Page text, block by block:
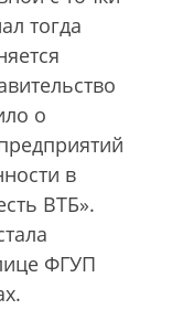
тогда
о
в
ВТБ».
ФГУП